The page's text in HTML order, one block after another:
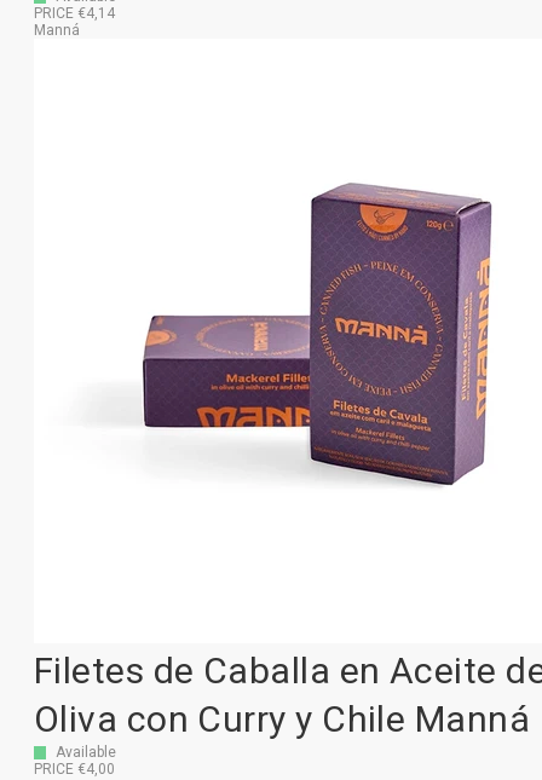
PRICE €4,14
Manná
Filetes de Caballa en Aceite
Oliva con Curry y Chile Manná
Available
PRICE €4,00